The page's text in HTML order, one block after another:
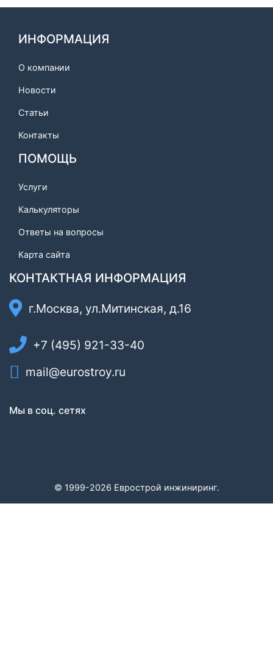
ИНФОРМАЦИЯ
О компании
Новости
Статьи
Контакты
ПОМОЩЬ
Услуги
Калькуляторы
Ответы на вопросы
Карта сайта
КОНТАКТНАЯ ИНФОРМАЦИЯ
г.Москва, ул.Митинская, д.16
+7 (495) 921-33-40
mail@eurostroy.ru
Мы в соц. сетях
© 1999-2026 Еврострой инжиниринг.